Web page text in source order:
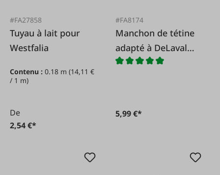
#FA27858
Tuyau à lait pour
Westfalia
Contenu : 0.18 m (14,11 €
/ 1 m)
De
2,54 €*
#FA8174
Manchon de tétine
adapté à DeLaval
960017-01
5,99 €*